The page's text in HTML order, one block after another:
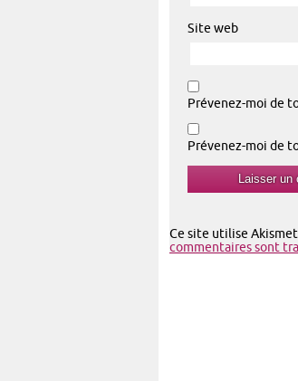
Site web
Prévenez-moi de
Prévenez-moi de
Ce site utilise
commentaires sont